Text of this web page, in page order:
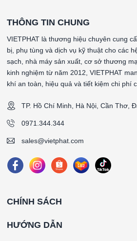
THÔNG TIN CHUNG
VIETPHAT là thương hiệu chuyên cung
bị, phụ tùng và dịch vụ kỹ thuật cho các
sạch, nhà máy sản xuất, cơ sở thương
kinh nghiệm từ năm 2012, VIETPHAT
khí an toàn, hiệu quả và tiết kiệm chi phí
TP. Hồ Chí Minh, Hà Nội, Cần Thơ,
0971.344.344
sales@vietphat.com
CHÍNH SÁCH
HƯỚNG DẪN